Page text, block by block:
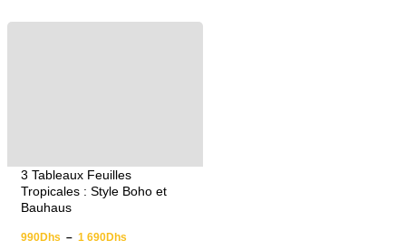
3 Tableaux Feuilles
Tropicales : Style Boho et
Bauhaus
990Dhs – 1 690Dhs